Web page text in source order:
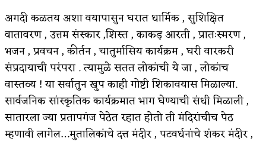
आदिवासींचा डॉक्टर, समाजसेवेचा ध्यास : डॉ. राहुल
जोशी
डेंग्यू: ताप उतरला म्हणजे धोका टळला असे नाही!
४ जुलै – इतिहासात घडलेल्या महत्त्वाच्या घटना
सुवर्ण – झळाळी
अगदी कळतय अशा वयापासुन घरात धार्मिक , सुशिक्षित
वातावरण , उत्तम संस्कार ,शिस्त , काकड़ आरती , प्रातःस्मरण ,
भजन , प्रवचन , कीर्तन , चातुर्मासिय कार्यक्रम , घरी वारकरी
संप्रदायाची परंपरा . त्यामुळे सतत लोकांची ये जा , लोकांच
वास्तव्य ! या सर्वातुन खुप काही गोष्टी शिकावयास मिळाल्या.
सार्वजनिक सांस्कृतिक कार्यक्रमात भाग घेण्याची संधी मिळाली ,
सातारला ज्या प्रतापगंज पेठेत रहात होतो ती मंदिरांचीच पेठ
म्हणावी लागेल…मुतालिकांचे दत्त मंदीर , पटवर्धनांचे शंकर मंदीर ,